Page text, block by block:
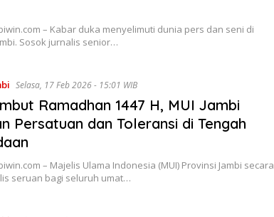
– Kabar duka menyelimuti dunia pers dan seni di
Sosok jurnalis senior…
Selasa, 17 Feb 2026 - 15:01 WIB
Ramadhan 1447 H, MUI Jambi
Persatuan dan Toleransi di Tengah
– Majelis Ulama Indonesia (MUI) Provinsi Jambi secara
seruan bagi seluruh umat…